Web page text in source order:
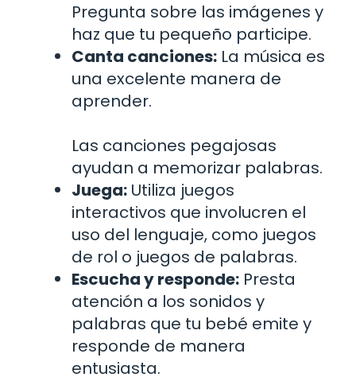
Pregunta sobre las imágenes y
haz que tu pequeño participe.
Canta canciones: La música es
una excelente manera de
aprender.
Las canciones pegajosas
ayudan a memorizar palabras.
Juega: Utiliza juegos
interactivos que involucren el
uso del lenguaje, como juegos
de rol o juegos de palabras.
Escucha y responde: Presta
atención a los sonidos y
palabras que tu bebé emite y
responde de manera
entusiasta.